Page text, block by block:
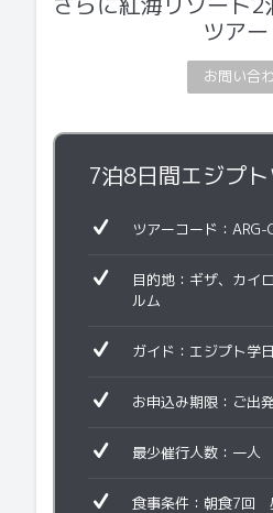
ツアー
お問い合
7泊8日間エジプ
ツアーコード：ARG-
目的地：ギザ、カイ
ルム
ガイド：エジプト学
お申込み期限：ご出
最少催行人数：一人
食事条件：朝食7回